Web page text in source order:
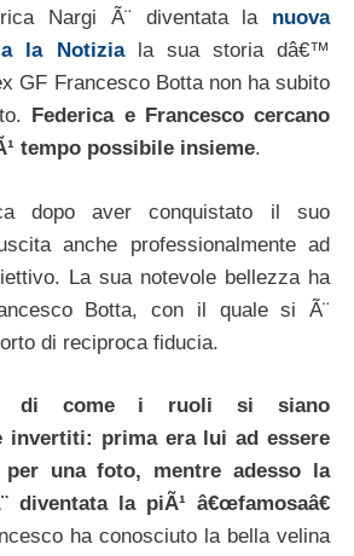
Nargi Ã¨ diventata la nuova
la Notizia
la sua storia dâ€™
GF Francesco Botta non ha subito
Federica e Francesco cercano
tempo possibile insieme.
dopo aver conquistato il suo
anche professionalmente ad
La sua notevole bellezza ha
Botta, con il quale si Ã¨
di reciproca fiducia.
di come i ruoli si siano
invertiti: prima era lui ad essere
una foto, mentre adesso la
diventata la piÃ¹ â€œfamosaâ€
ha conosciuto la bella velina